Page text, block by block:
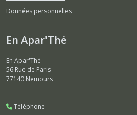
Données personnelles
En Apar'Thé
En Apar'Thé
56 Rue de Paris
77140 Nemours
Téléphone